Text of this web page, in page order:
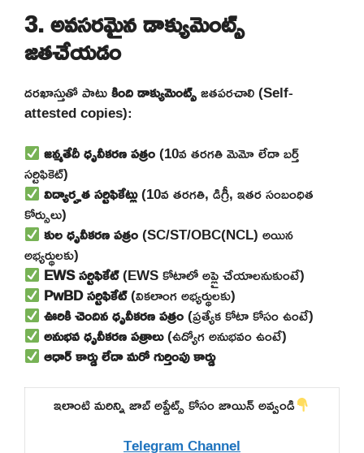
3. అవసరమైన డాక్యుమెంట్స్
జతచేయడం
దరఖాస్తుతో పాటుకింది డాక్యుమెంట్స్జతపరచాలి (Self-
attested copies):
జన్మతేదీ ధృవీకరణ పత్రం(10వ తరగతి మెమో లేదా బర్త్
సర్టిఫికెట్)
విద్యార్హత సర్టిఫికేట్లు(10వ తరగతి, డిగ్రీ, ఇతర సంబంధిత
కోర్సులు)
కుల ధృవీకరణ పత్రం(SC/ST/OBC(NCL) అయిన
అభ్యర్థులకు)
EWS సర్టిఫికేట్(EWS కోటాలో అప్లై చేయాలనుకుంటే)
PwBD సర్టిఫికేట్(వికలాంగ అభ్యర్థులకు)
ఊరికి చెందిన ధృవీకరణ పత్రం(ప్రత్యేక కోటా కోసం ఉంటే)
అనుభవ ధృవీకరణ పత్రాలు(ఉద్యోగ అనుభవం ఉంటే)
ఆధార్ కార్డు లేదా మరో గుర్తింపు కార్డు
ఇలాంటి మరిన్ని జాబ్ అప్డేట్స్ కోసం జాయిన్ అవ్వండి
Telegram Channel